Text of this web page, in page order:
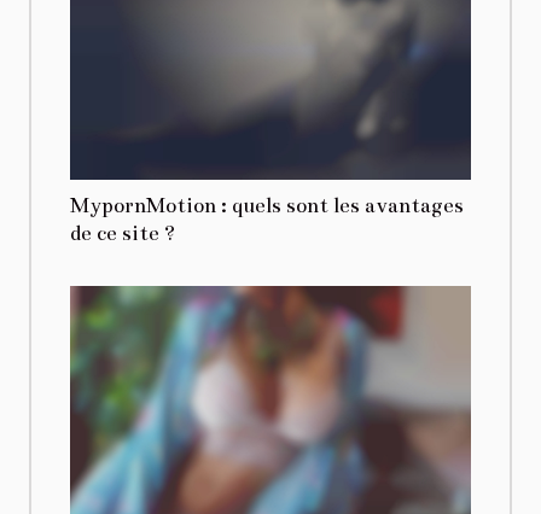
MypornMotion : quels sont les avantages
de ce site ?